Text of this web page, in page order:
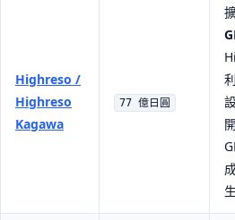
Highreso /
Highreso
Kagawa
77 億日圓